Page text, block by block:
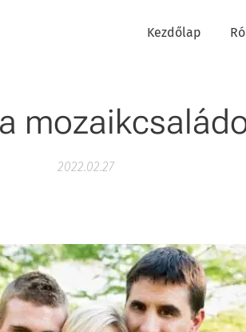
Kezdőlap
2022.02.27